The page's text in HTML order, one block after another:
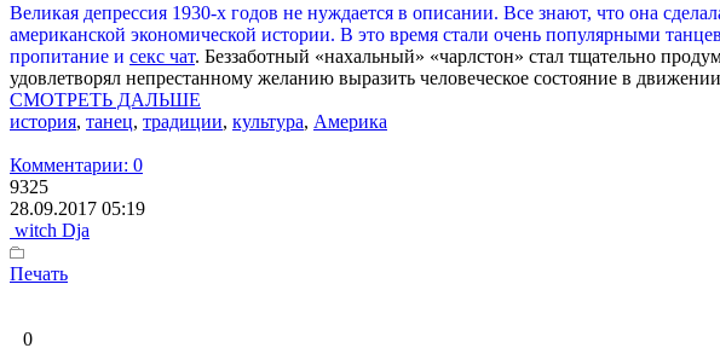
Великая депрессия 1930-х годов не нуждается в описании. Все знают, что она
американской экономической истории. В это время стали очень популярными
пропитание и секс чат. Беззаботный «нахальный» «чарлстон» стал тщательно
удовлетворял непрестанному желанию выразить человеческое состояние в
СМОТРЕТЬ ДАЛЬШЕ
история, танец, традиции, культура, Америка
Комментарии: 0
9325
28.09.2017 05:19
witch Dja
Печать
0